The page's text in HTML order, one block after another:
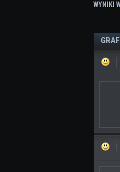
WYNIKI